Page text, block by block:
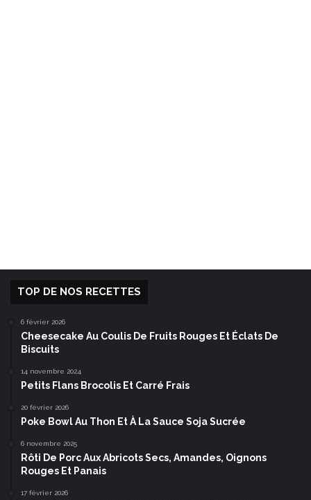
TOP DE NOS RECETTES
6 février 2026
Cheesecake Au Coulis De Fruits Rouges Et Éclats De
Biscuits
14 novembre 2024
Petits Flans Brocolis Et Carré Frais
20 février 2026
Poke Bowl Au Thon Et À La Sauce Soja Sucrée
6 novembre 2025
Rôti De Porc Aux Abricots Secs, Amandes, Oignons
Rouges Et Panais
17 février 2026